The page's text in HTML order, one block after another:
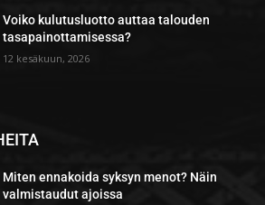
Voiko kulutusluotto auttaa talouden
tasapainottamisessa?
12 kesäkuun, 2026
Miten ennakoida syksyn menot? Näin
valmistaudut ajoissa